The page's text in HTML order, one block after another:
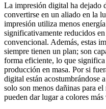
La impresión digital ha dejado
convertirse en un aliado en la
impresión utiliza menos
significativamente reducidos
convencional. Además, estas
siempre tienen un plan; son
forma eficiente, lo que
producción en masa. Por si
digital están acostumbrándose
solo son menos dañinas para
pueden dar lugar a colores